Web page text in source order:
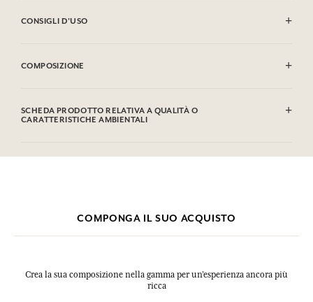
CONSIGLI D'USO
assorbiranno il profumo per spanderlo delicatamente nell'aria fino a
Liquidi e vapori facilmente infiammabili.
Provoca grave irritazione oculare.
calore, superfici calde, scintille, fiamme libere. Non fumare. Smaltire
COMPOSIZIONE
Contient / Contains : Tetramethyl Acetyloctahydronaphthalenes,
Citrus Aurantium Bergamia Leaf Oil, Limonene, Linalyl acetate,
SCHEDA PRODOTTO RELATIVA A QUALITÀ O
CARATTERISTICHE AMBIENTALI
Si prega di consultare le qualità o le caratteristiche ambientali
COMPONGA IL SUO ACQUISTO
Crea la sua composizione nella gamma per un’esperienza ancora più
ricca